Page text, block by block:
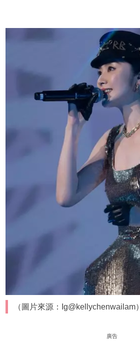
（圖片來源：Ig@kellychenwailam）
廣告